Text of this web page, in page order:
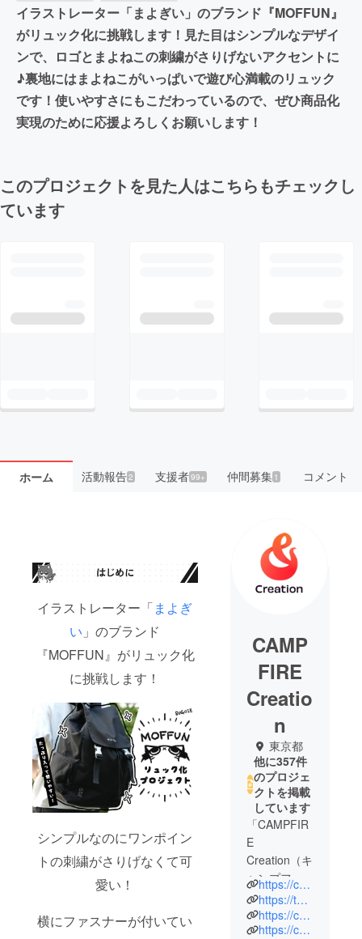
イラストレーター「まよぎい」のブランド『MOFFUN』
がリュック化に挑戦します！見た目はシンプルなデザイ
ンで、ロゴとまよねこの刺繍がさりげないアクセントに
♪裏地にはまよねこがいっぱいで遊び心満載のリュック
です！使いやすさにもこだわっているので、ぜひ商品化
実現のために応援よろしくお願いします！
このプロジェクトを見た人はこちらもチェックし
ています
ホーム 活動報告2 支援者99+ 仲間募集 1 コメント
イラストレーター「まよぎ
い 」のブランド
『MOFFUN』がリュック化
に挑戦します！
シンプルなのにワンポイン
トの刺繍がさりげなくて可
愛い！
横にファスナーが付いてい
CAMP
FIRE
Creatio
n
東京都
他に357件
のプロジェ
クトを掲載
しています
「CAMPFIR
E
Creation（キ
ャンプファ
イヤー クリ
エーショ
ン）」は、
https://camp-fire.jp/creation
https://twitter.com/CF_Creation
https://camp-fire.jp/privacy
https://camp-fire.jp/inquiries